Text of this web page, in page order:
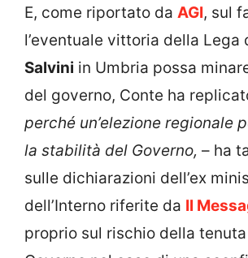
E, come riportato da AGI, sul
l’eventuale vittoria della Lega
Salvini in Umbria possa
del governo, Conte ha
perché un’elezione regionale
la stabilità del Governo, – ha
sulle dichiarazioni dell’ex
dell’Interno riferite da Il
proprio sul rischio della